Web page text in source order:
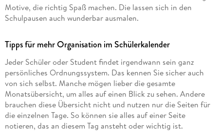
Motive, die richtig Spaß machen. Die lassen sich in den
Schulpausen auch wunderbar ausmalen.
Tipps für mehr Organisation im Schülerkalender
Jeder Schüler oder Student findet irgendwann sein ganz
persönliches Ordnungssystem. Das kennen Sie sicher auch
von sich selbst. Manche mögen lieber die gesamte
Monatsübersicht, um alles auf einen Blick zu sehen. Andere
brauchen diese Übersicht nicht und nutzen nur die Seiten für
die einzelnen Tage. So können sie alles auf einer Seite
notieren, das an diesem Tag ansteht oder wichtig ist.